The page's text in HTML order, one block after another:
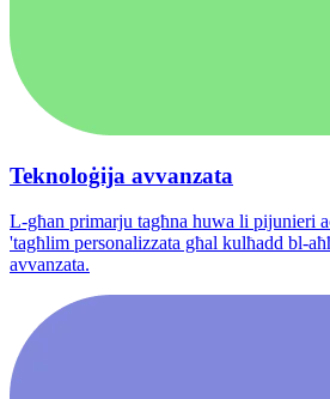
Teknoloġija avvanzata
L-għan primarju tagħna huwa li pijunieri
'tagħlim personalizzata għal kulħadd bl-
avvanzata.